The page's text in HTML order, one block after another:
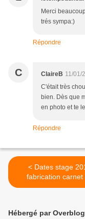
Merci
trés sympa:)
Répondre
C ClaireB 11/01/
C'était très
bien. Dès que
en photo et te
Répondre
< Dates stage 2015
fabrication carnet
voyage
Hébergé par Overblog